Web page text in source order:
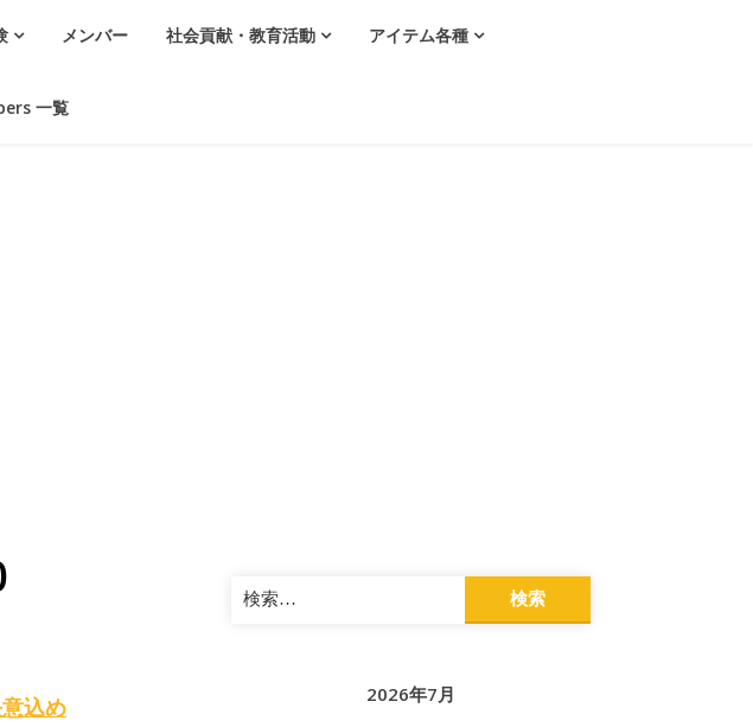
メンバー 社会貢献・教育活動 アイテム各種
一覧
込め
検
索:
2026年7月